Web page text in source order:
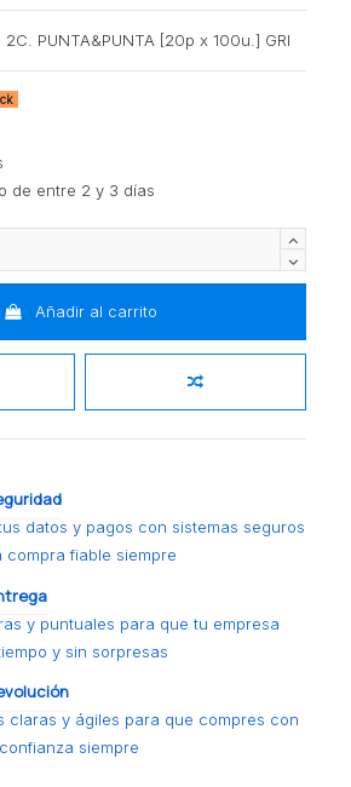
2C. PUNTA&PUNTA [20p x 100u.] GRI
de entre 2 y 3 días
Añadir al carrito
datos y pagos con sistemas seguros
compra fiable siempre
y puntuales para que tu empresa
y sin sorpresas
claras y ágiles para que compres con
siempre